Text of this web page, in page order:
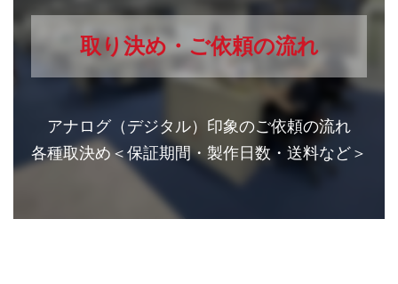
取り決め・ご依頼の流れ
アナログ（デジタル）印象のご依頼の流れ
各種取決め＜保証期間・製作日数・送料など＞